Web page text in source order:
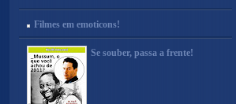
Filmes em emoticons!
Se souber, passa a frente!